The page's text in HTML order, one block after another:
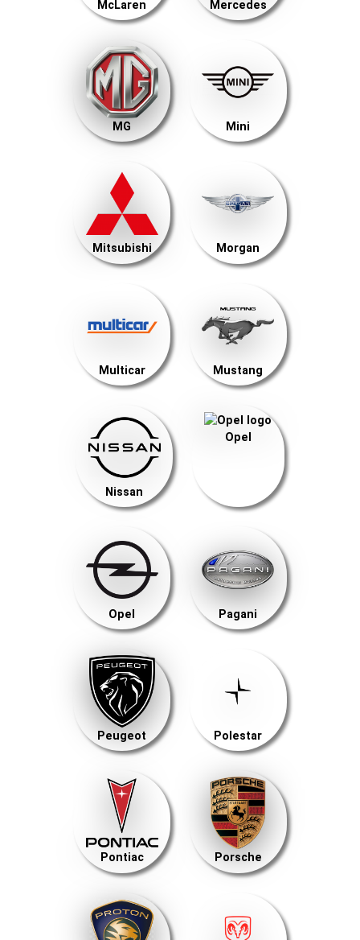
McLaren Mercedes
MG Mini
Mitsubishi Morgan
Multicar Mustang
Nissan
Opel
Opel Pagani
Peugeot Polestar
Pontiac Porsche